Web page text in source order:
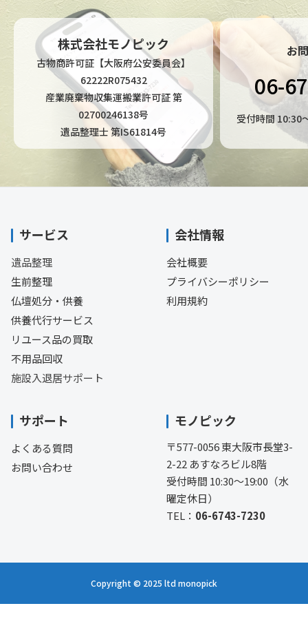
株式会社モノピック
古物商許可証【大阪府公安委員会】
62222R075432
産業廃棄物収集運搬業許可証 第
02700246138号
遺品整理士 第IS61814号
お
06-
受付時間 10:30
サービス
遺品整理
生前整理
仏壇処分・供養
供養代行サービス
リユース品の買取
不用品回収
施設入退居サポート
会社情報
会社概要
プライバシーポリシー
利用規約
サポート
よくある質問
お問い合わせ
モノピック
〒577-0056 東大阪市長堂3-
2-22 あすなろビル8階
受付時間 10:30〜19:00（水
曜定休日）
TEL： 06-6743-7230
Copyright © 2025 ltd monopick